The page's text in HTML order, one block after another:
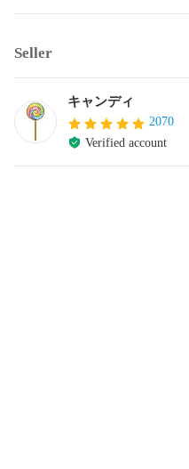
Seller
キャンディ
2070
Verified account